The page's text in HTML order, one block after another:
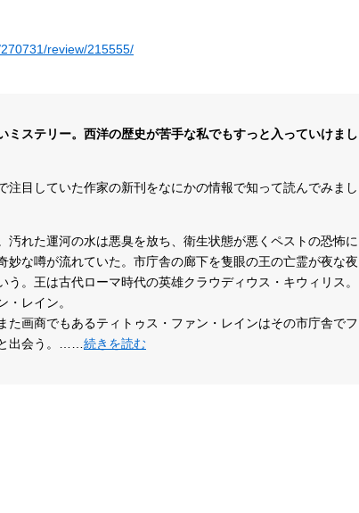
review/215555/
ミステリー。西洋の歴史が苦手な私でもすっと入っていけまし
注目していた作家の新刊をなにかの情報で知って読んでみまし
汚れた運河の水は悪臭を放ち、衛生状態が悪くペストの恐怖に
妙な噂が流れていた。市庁舎の廊下を隻眼の王の亡霊が夜な夜
う。王は古代ローマ時代の英雄クラウディウス・キウィリス。
・レイン。
た画商でもあるティトゥス・ファン・レインはその市庁舎でフ
と出会う。……続きを読む